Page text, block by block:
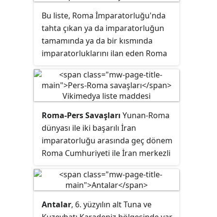
de Roma toplumlarının geliştiği ve
Avrupa, Kuzey Afrika ve Batı
Asya'nın büyük bölümünü etkileyen
bir dönemdir.
Bu liste, Roma İmparatorluğu'nda
tahta çıkan ya da imparatorluğun
tamamında ya da bir kısmında
imparatorluklarını ilan eden Roma
Roma İmparatorluğu'nun sona
erdiği 476 yılına ya da son Latince
konuşan imparator olan I.
Justinianus'un öldüğü 565 yılına
kadar olan süreyi kapsar.
Roma-Pers Savaşları Yunan-Roma
dünyası ile iki başarılı İran
imparatorluğu arasında geç dönem
Roma Cumhuriyeti ile İran merkezli
92'de başlayıp Roma İmparatorluğu
ve yine İran merkezli Sasani
İmparatorluğu üzerinden
Antalar, 6. yüzyılın alt Tuna ve